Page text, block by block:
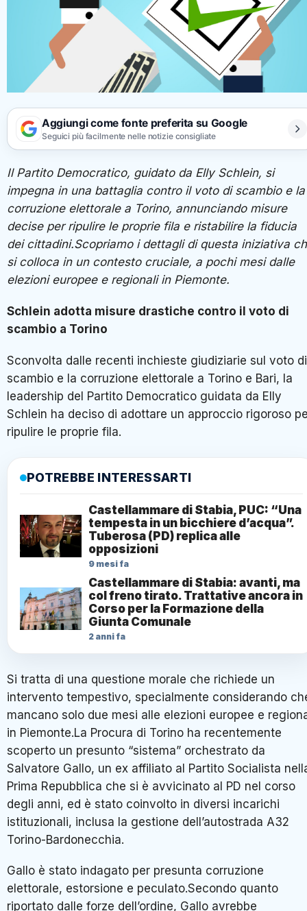
Aggiungi come fonte preferita su Google
Seguici più facilmente nelle notizie consigliate
Il Partito Democratico, guidato da Elly Schlein, si
impegna in una battaglia contro il voto di scambio e la
corruzione elettorale a Torino, annunciando misure
decise per ripulire le proprie fila e ristabilire la fiducia
dei cittadini.Scopriamo i dettagli di questa iniziativa
si colloca in un contesto cruciale, a pochi mesi dalle
elezioni europee e regionali in Piemonte.
Schlein adotta misure drastiche contro il voto di
scambio a Torino
Sconvolta dalle recenti inchieste giudiziarie sul voto di
scambio e la corruzione elettorale a Torino e Bari, la
leadership del Partito Democratico guidata da Elly
Schlein ha deciso di adottare un approccio rigoroso
ripulire le proprie fila.
POTREBBE INTERESSARTI
Castellammare di Stabia, PUC: “Una
tempesta in un bicchiere d’acqua”.
Tuberosa (PD) replica alle
opposizioni
9 mesi fa
Castellammare di Stabia: avanti, ma
col freno tirato. Trattative ancora in
Corso per la Formazione della
Giunta Comunale
2 anni fa
Si tratta di una questione morale che richiede un
intervento tempestivo, specialmente considerando
mancano solo due mesi alle elezioni europee e
in Piemonte.La Procura di Torino ha recentemente
scoperto un presunto “sistema” orchestrato da
Salvatore Gallo, un ex affiliato al Partito Socialista
Prima Repubblica che si è avvicinato al PD nel corso
degli anni, ed è stato coinvolto in diversi incarichi
istituzionali, inclusa la gestione dell’autostrada A32
Torino-Bardonecchia.
Gallo è stato indagato per presunta corruzione
elettorale, estorsione e peculato.Secondo quanto
riportato dalle forze dell’ordine, Gallo avrebbe